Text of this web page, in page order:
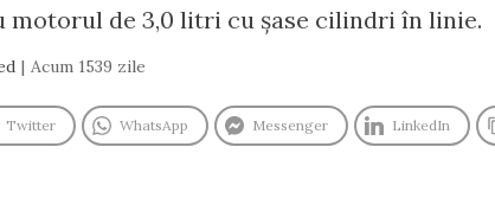
motorul de 3,0 litri cu șase cilindri în linie.
Acum 1539 zile
Twitter WhatsApp Messenger LinkedIn